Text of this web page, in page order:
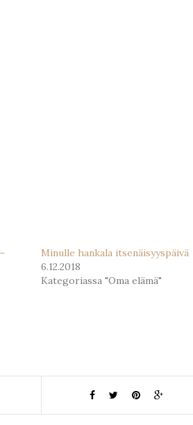
Minulle hankala itsenäisyyspäivä
6.12.2018
Kategoriassa "Oma elämä"